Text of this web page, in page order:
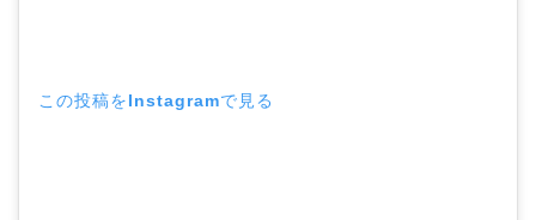
この投稿をInstagramで見る